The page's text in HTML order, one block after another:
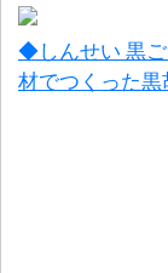
◆しんせい 黒
材でつくった